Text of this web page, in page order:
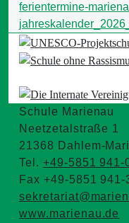
ferientermine-
Schule Marienau
Neetzetalstraße 1
21368 Dahlem-
Tel. +49-5851 941-
Fax +49-5851 941-
www.marienau.de